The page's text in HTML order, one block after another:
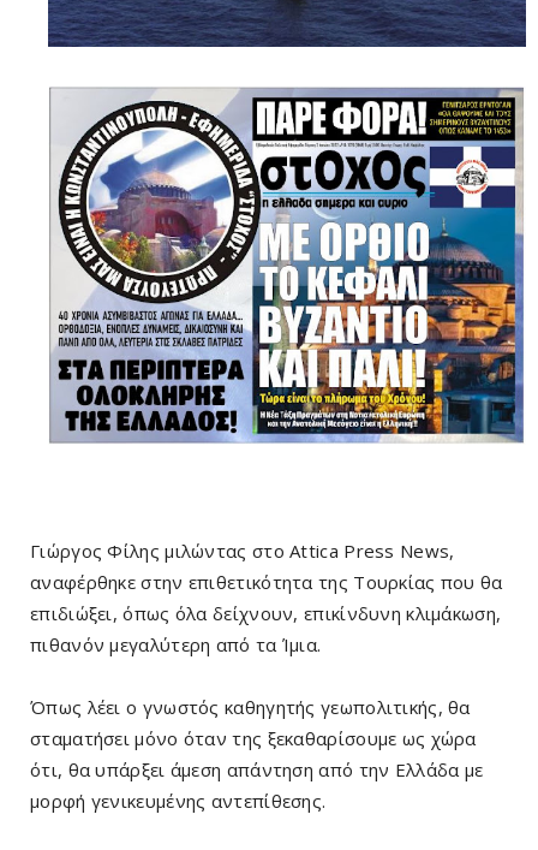
Γιώργος Φίλης μιλώντας στο Attica Press News,
αναφέρθηκε στην επιθετικότητα της Τουρκίας που θα
επιδιώξει, όπως όλα δείχνουν, επικίνδυνη κλιμάκωση,
πιθανόν μεγαλύτερη από τα Ίμια.
Όπως λέει ο γνωστός καθηγητής γεωπολιτικής, θα
σταματήσει μόνο όταν της ξεκαθαρίσουμε ως χώρα
ότι, θα υπάρξει άμεση απάντηση από την Ελλάδα με
μορφή γενικευμένης αντεπίθεσης.